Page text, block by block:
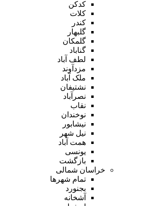
کدکن
کلات
کندر
گلبهار
گلمکان
گناباد
لطف آباد
مزدآوند
ملک آباد
نشتیفان
نصرآباد
نقاب
نوخندان
نیشابور
نیل شهر
همت آباد
یونسی
بازگشت
خراسان شمالی
تمام شهر‌ها
بجنورد
آشخانه